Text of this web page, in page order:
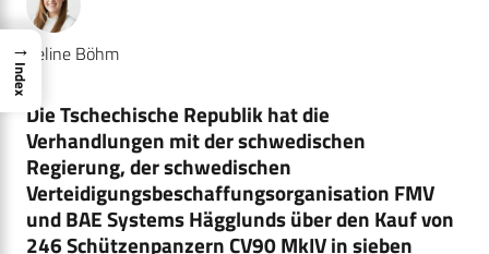
Celine Böhm
Die Tschechische Republik hat die
Verhandlungen mit der schwedischen
Regierung, der schwedischen
Verteidigungsbeschaffungsorganisation FMV
und BAE Systems Hägglunds über den Kauf von
246 Schützenpanzern CV90 MkIV in sieben
→
Index